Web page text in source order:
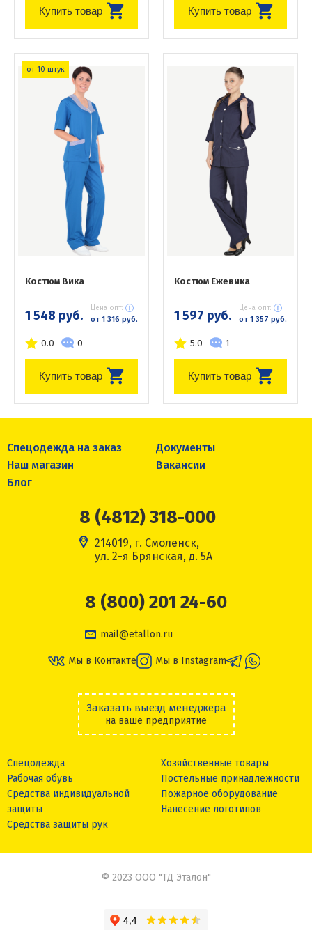
Купить товар Купить товар
от 10 штук
Костюм Вика
1 548 руб. Цена опт:
от 1 316 руб.
0.0 0
Купить товар
Костюм Ежевика
1 597 руб. Цена опт:
от 1 357 руб.
5.0 1
Купить товар
Спецодежда на заказ
Документы
Наш магазин
Вакансии
Блог
8 (4812) 318-000
214019, г. Смоленск,
ул. 2-я Брянская, д. 5А
8 (800) 201 24-60
mail@etallon.ru
Мы в Контакте Мы в Instagram
Заказать выезд менеджера
на ваше предприятие
Спецодежда
Рабочая обувь
Средства индивидуальной
защиты
Средства защиты рук
Хозяйственные товары
Постельные принадлежности
Пожарное оборудование
Нанесение логотипов
© 2023 ООО "ТД Эталон"